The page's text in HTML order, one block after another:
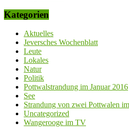
Kategorien
Aktuelles
Jeversches Wochenblatt
Leute
Lokales
Natur
Politik
Pottwalstrandung im Januar 2016
See
Strandung von zwei Pottwalen
Uncategorized
Wangerooge im TV